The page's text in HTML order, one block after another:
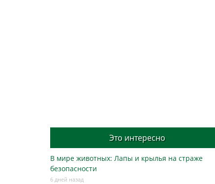
Это интересно
В мире животных: Лапы и крылья на страже
безопасности
6 дней назад